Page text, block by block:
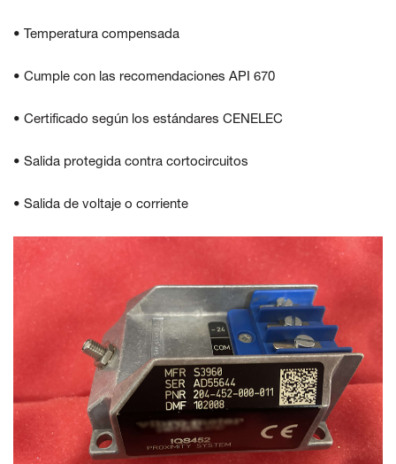
• Temperatura compensada
• Cumple con las recomendaciones API 670
• Certificado según los estándares CENELEC
• Salida protegida contra cortocircuitos
• Salida de voltaje o corriente